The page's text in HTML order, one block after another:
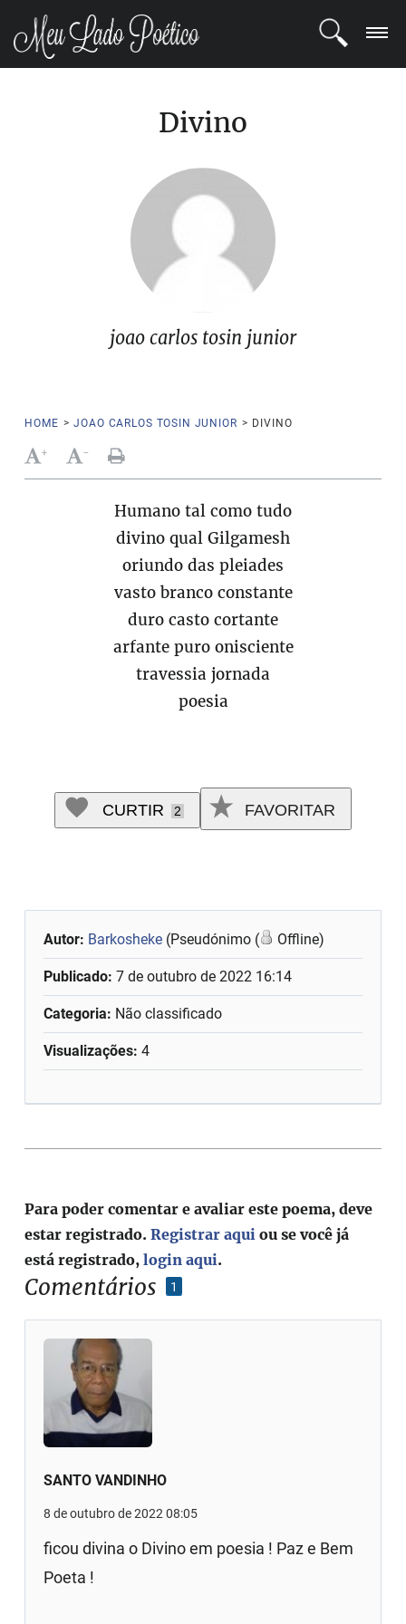
Divino
joao carlos tosin junior
HOME > JOAO CARLOS TOSIN JUNIOR > DIVINO
+ -
Humano tal como tudo
divino qual Gilgamesh
oriundo das pleiades
vasto branco constante
duro casto cortante
arfante puro onisciente
travessia jornada
poesia
CURTIR 2 FAVORITAR
Autor: Barkosheke (Pseudónimo ( Offline)
Publicado:7 de outubro de 2022 16:14
Categoria: Não classificado
Visualizações: 4
Comentários 1
SANTO VANDINHO
8 de outubro de 2022 08:05
ficou divina o Divino em poesia ! Paz e Bem
Poeta !
Para poder comentar e avaliar este poema, deve
estar registrado.Registrar aqui ou se você já
está registrado,login aqui.